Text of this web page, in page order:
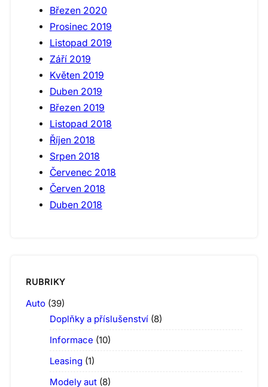
Březen 2020
Prosinec 2019
Listopad 2019
Září 2019
Květen 2019
Duben 2019
Březen 2019
Listopad 2018
Říjen 2018
Srpen 2018
Červenec 2018
Červen 2018
Duben 2018
RUBRIKY
Auto (39)
Doplňky a příslušenství (8)
Informace (10)
Leasing (1)
Modely aut (8)